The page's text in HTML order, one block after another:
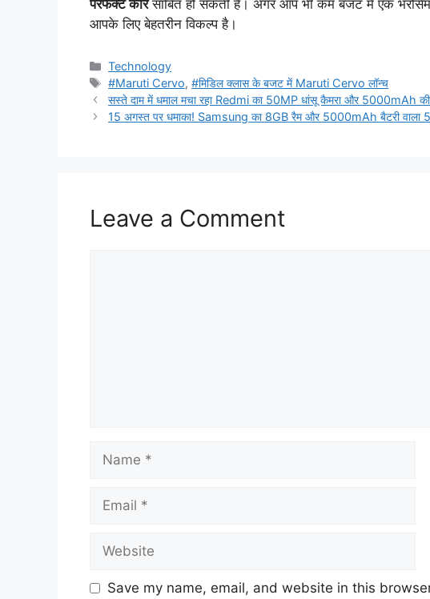
परफेक्ट कारसाबित हो सकती है। अगर आप भी कम बजट में एक
आपके लिए बेहतरीन विकल्प है।
Categories
Technology
Tags
#Maruti Cervo,#मिडिल क्लास के बजट में Maruti Cervo लॉन्च
सस्ते दाम में धमाल मचा रहा Redmi का 50MP धांसू कैमरा और 5000mAh की
15 अगस्त पर धमाका! Samsung का 8GB रैम और 5000mAh बैटरी वाला
Leave a Comment
Save my name, email, and website in this